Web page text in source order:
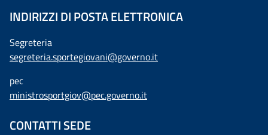
INDIRIZZI DI POSTA ELETTRONICA
Segreteria
segreteria.sportegiovani@governo.it
pec
ministrosportgiov@pec.governo.it
CONTATTI SEDE